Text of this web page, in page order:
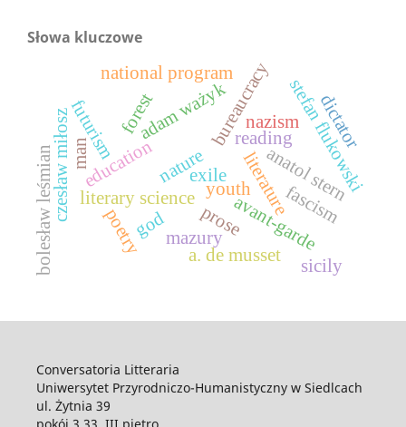
Słowa kluczowe
literary science literature
reading
education
bureaucracy
futurism
avant-garde
youth anatol stern
adam ważyk
czesław miłosz stefan flukowski
forest
nature
man
god
bolesław leśmian
national program
poetry prose
mazury
a. de musset
fascism
nazism dictator
exile
sicily
Conversatoria Litteraria
Uniwersytet Przyrodniczo-Humanistyczny w Siedlcach
ul. Żytnia 39